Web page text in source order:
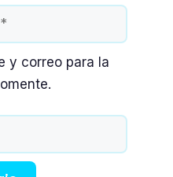
y correo para la